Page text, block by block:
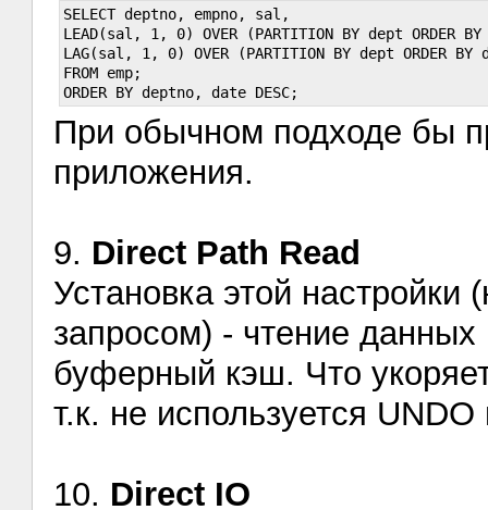
SELECT deptno, empno, sal,
LEAD(sal, 1, 0) OVER (PARTITION BY dept ORDER BY
LAG(sal, 1, 0) OVER (PARTITION BY dept ORDER BY
FROM emp;
При обычном подходе бы
приложения.
9. Direct Path Read
Установка этой
запросом) - чтение
буферный кэш. Что
т.к. не используется
10. Direct IO